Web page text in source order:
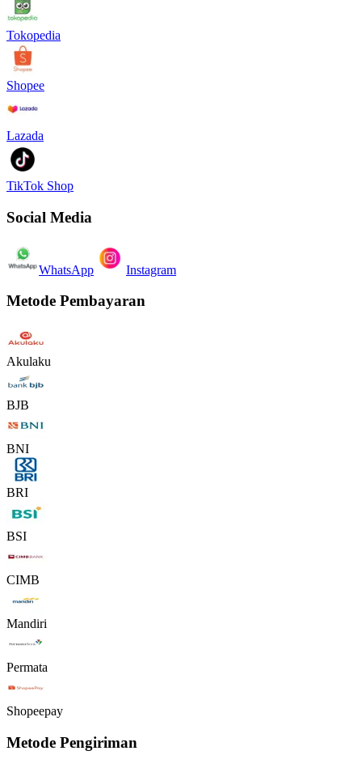
Tokopedia
Shopee
Lazada
TikTok Shop
Social Media
WhatsApp Instagram
Metode Pembayaran
Akulaku
BJB
BNI
BRI
BSI
CIMB
Mandiri
Permata
Shopeepay
Metode Pengiriman